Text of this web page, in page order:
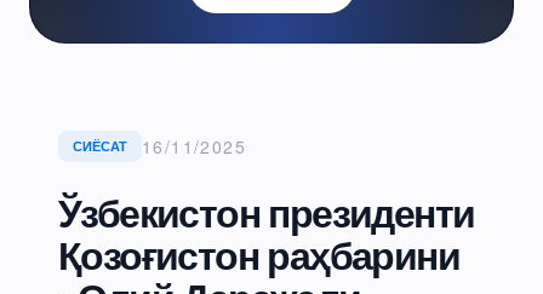
СИЁСАТ 16/11/2025
Ўзбекистон президенти
Қозоғистон раҳбарини